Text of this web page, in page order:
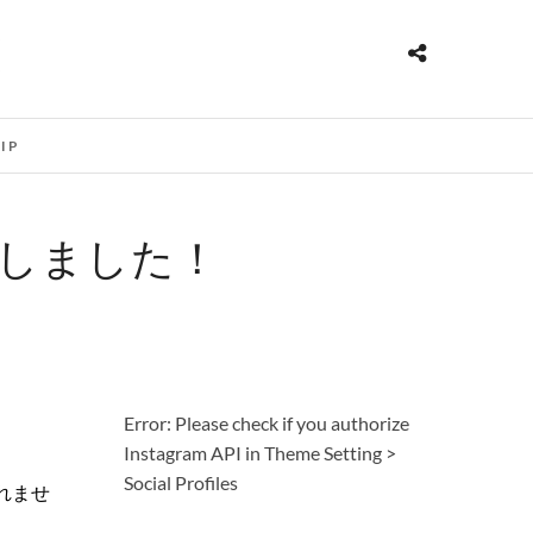
ました！
ませ
Error: Please check if you authorize
Instagram API in Theme Setting >
Social Profiles